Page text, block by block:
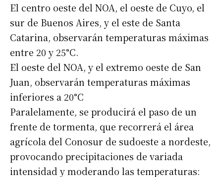
El centro oeste del NOA, el oeste de Cuyo, el
sur de Buenos Aires, y el este de Santa
Catarina, observarán temperaturas máximas
entre 20 y 25°C.
El oeste del NOA, y el extremo oeste de San
Juan, observarán temperaturas máximas
inferiores a 20°C
Paralelamente, se producirá el paso de un
frente de tormenta, que recorrerá el área
agrícola del Conosur de sudoeste a nordeste,
provocando precipitaciones de variada
intensidad y moderando las temperaturas: